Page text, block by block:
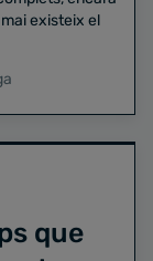
existeix el
que